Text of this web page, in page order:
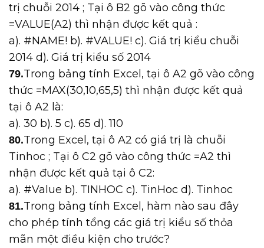
trị chuỗi 2014 ; Tại ô B2 gõ vào công thức
=VALUE(A2) thì nhận được kết quả :
a). #NAME! b). #VALUE! c). Giá trị kiểu chuỗi
2014 d). Giá trị kiểu số 2014
79.Trong bảng tính Excel, tại ô A2 gõ vào công
thức =MAX(30,10,65,5) thì nhận được kết quả
tại ô A2 là:
a). 30 b). 5 c). 65 d). 110
80.Trong Excel, tại ô A2 có giá trị là chuỗi
Tinhoc ; Tại ô C2 gõ vào công thức =A2 thì
nhận được kết quả tại ô C2:
a). #Value b). TINHOC c). TinHoc d). Tinhoc
81.Trong bảng tính Excel, hàm nào sau đây
cho phép tính tổng các giá trị kiểu số thỏa
mãn một điều kiện cho trước?